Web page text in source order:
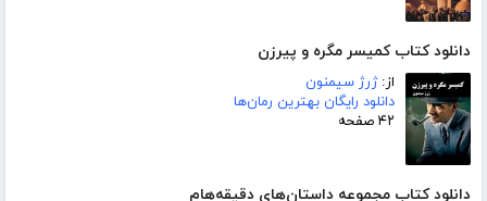
دانلود کتاب کمیسر مگره و پیرزن
از:ژرژ سیمنون
دانلود رایگان بهترین رمان‌ها
۴۲ صفحه
دانلود کتاب مجموعه داستان‌های دقیقه‌هام